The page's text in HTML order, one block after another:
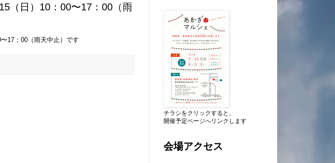
（日）10：00〜17：00（雨
17：00（雨天中止）です
チラシをクリックすると、
開催予定ページへリンクします
会場アクセス